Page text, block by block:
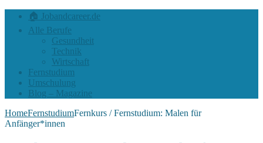
🏠 Jobandcareer.de
Alle Berufe
Gesundheit
Technik
Wirtschaft
Fernstudium
Umschulung
Blog – Magazine
HomeFernstudiumFernkurs / Fernstudium: Malen für
Anfänger*innen